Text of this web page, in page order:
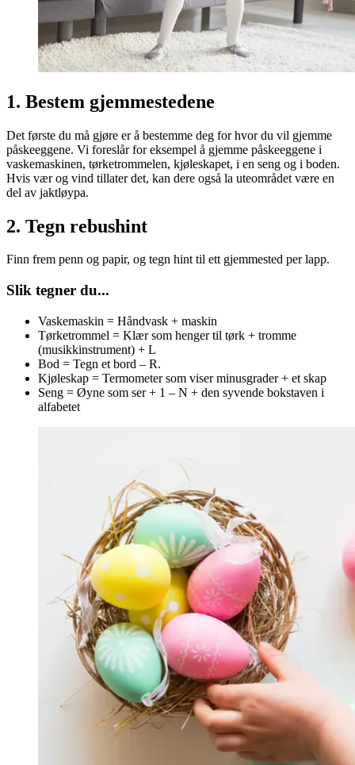
1. Bestem gjemmestedene
Det første du må gjøre er å bestemme deg for hvor du vil gjemme
påskeeggene. Vi foreslår for eksempel å gjemme påskeeggene i
vaskemaskinen, tørketrommelen, kjøleskapet, i en seng og i boden.
Hvis vær og vind tillater det, kan dere også la uteområdet være en
del av jaktløypa.
2. Tegn rebushint
Finn frem penn og papir, og tegn hint til ett gjemmested per lapp.
Slik tegner du...
Vaskemaskin = Håndvask + maskin
Tørketrommel = Klær som henger til tørk + tromme
(musikkinstrument) + L
Bod = Tegn et bord – R.
Kjøleskap = Termometer som viser minusgrader + et skap
Seng = Øyne som ser + 1 – N + den syvende bokstaven i
alfabetet